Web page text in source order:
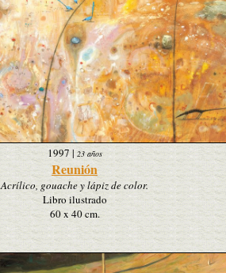
1997 | 23 años
Reunión
Acrílico, gouache y lápiz de color.
Libro ilustrado
60 x 40 cm.